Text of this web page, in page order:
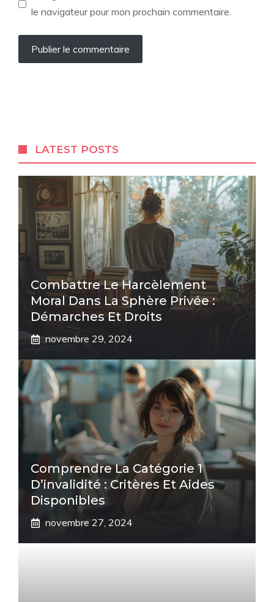
le navigateur pour mon prochain commentaire.
LATEST POSTS
Combattre Le Harcèlement
Moral Dans La Sphère Privée :
Démarches Et Droits
novembre 29, 2024
Comprendre La Catégorie 1
D’invalidité : Critères Et Aides
Disponibles
novembre 27, 2024